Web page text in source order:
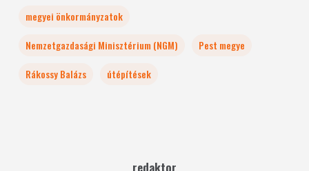
megyei önkormányzatok
Nemzetgazdasági Minisztérium (NGM)
Pest megye
Rákossy Balázs
útépítések
redaktor